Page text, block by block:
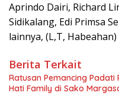
Aprindo Dairi, Richard
Sidikalang, Edi Primsa
lainnya, (L,T, Habeahan)
Berita Terkait
Ratusan Pemancing Padati
Hati Family di Sako